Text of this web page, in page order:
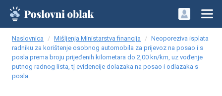
Naslovnica Mišljenja Ministarstva financija
Neoporeziva isplata
radniku za korištenje osobnog automobila za prijevoz na posao i s
posla prema broju prijeđenih kilometara do 2,00 kn/km, uz vođenje
putnog radnog lista, tj evidencije dolazaka na posao i odlazaka s
posla.